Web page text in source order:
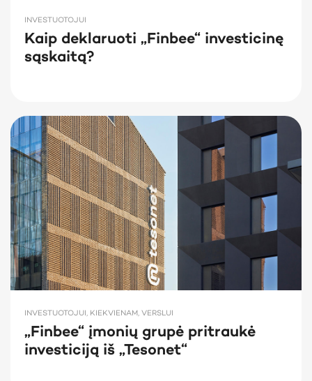
INVESTUOTOJUI
Kaip deklaruoti „Finbee“ investicinę
sąskaitą?
INVESTUOTOJUI, KIEKVIENAM, VERSLUI
„Finbee“ įmonių grupė pritraukė
investiciją iš „Tesonet“